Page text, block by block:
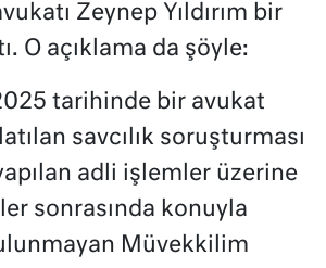
Zeynep Yıldırım bir
O açıklama da şöyle:
tarihinde bir avukat
savcılık soruşturması
adli işlemler üzerine
sonrasında konuyla
Müvekkilim